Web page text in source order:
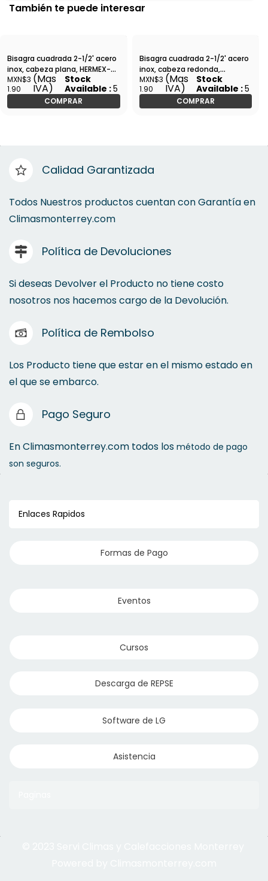
También te puede interesar
Bisagra cuadrada 2-1/2' acero
inox, cabeza plana, HERMEX-
BC-254P / 43226
MXN$3
1.90
(Mas
IVA)
Stock
Available :5
COMPRAR
Bisagra cuadrada 2-1/2' acero
inox, cabeza redonda,
HERMEX-BC-254R / 43221
MXN$3
1.90
(Mas
IVA)
Stock
Available :5
COMPRAR
Calidad Garantizada
Todos Nuestros productos cuentan con Garantía en
Climasmonterrey.com
Política de Devoluciones
Si deseas Devolver el Producto no tiene costo
nosotros nos hacemos cargo de la Devolución.
Política de Rembolso
Los Producto tiene que estar en el mismo estado en
el que se embarco.
Pago Seguro
En Climasmonterrey.com todos los método de pago
son seguros.
Enlaces Rapidos
Formas de Pago
Eventos
Cursos
Descarga de REPSE
Software de LG
Asistencia